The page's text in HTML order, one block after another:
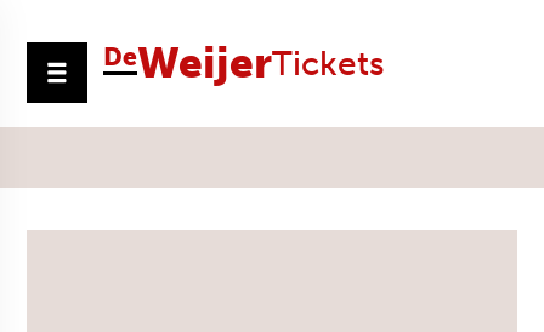
DeWeijerTickets